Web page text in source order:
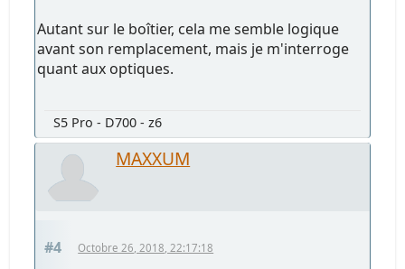
Autant sur le boîtier, cela me semble logique
avant son remplacement, mais je m'interroge
quant aux optiques.
S5 Pro - D700 - z6
MAXXUM
#4 Octobre 26, 2018, 22:17:18